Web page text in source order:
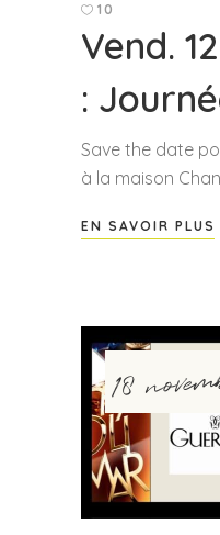
10
Vend.
:
Save the date
à la maison
EN SAVOIR PLUS
18